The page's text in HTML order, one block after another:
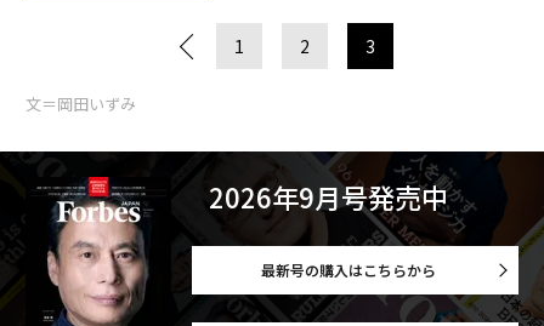
1 2 3
文＝岡田いずみ
2026年9月号発売中
最新号の購入はこちらから